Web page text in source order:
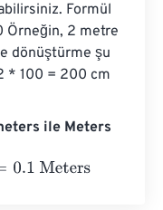
Formül
Örneğin, 2 metre
dönüştürme şu
* 100 = 200 cm
ile Meters
Meters